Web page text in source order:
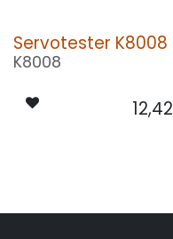
Servotester K8008
K8008
12,42